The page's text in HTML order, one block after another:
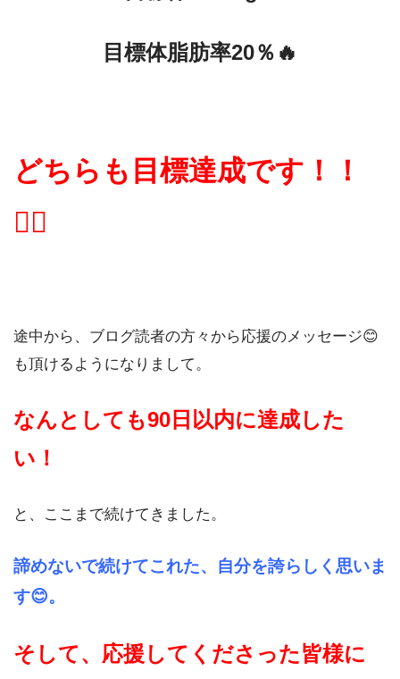
目標体脂肪率20％🔥
どちらも目標達成です！！
🏋🏼
途中から、ブログ読者の方々から応援のメッセージ😊
も頂けるようになりまして。
なんとしても90日以内に達成した
い！
と、ここまで続けてきました。
諦めないで続けてこれた、自分を誇らしく思いま
す😊。
そして、応援してくださった皆様に